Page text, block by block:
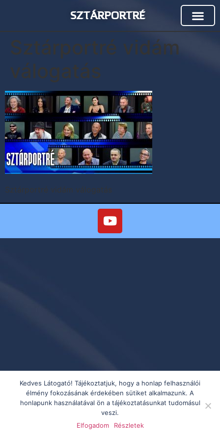
SZTÁRPORTRÉ
Sztárportré vidám
válogatás
Sztárportré vidám válogatás
Kedves Látogató! Tájékoztatjuk, hogy a honlap felhasználói
élmény fokozásának érdekében sütiket alkalmazunk. A
honlapunk használatával ön a tájékoztatásunkat tudomásul
veszi.
Elfogadom
Részletek